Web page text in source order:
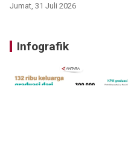
Jumat, 31 Juli 2026
Infografik